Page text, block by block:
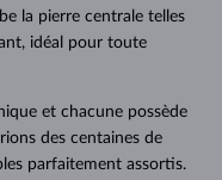
la pierre centrale telles
idéal pour toute
et chacune possède
des centaines de
parfaitement assortis.